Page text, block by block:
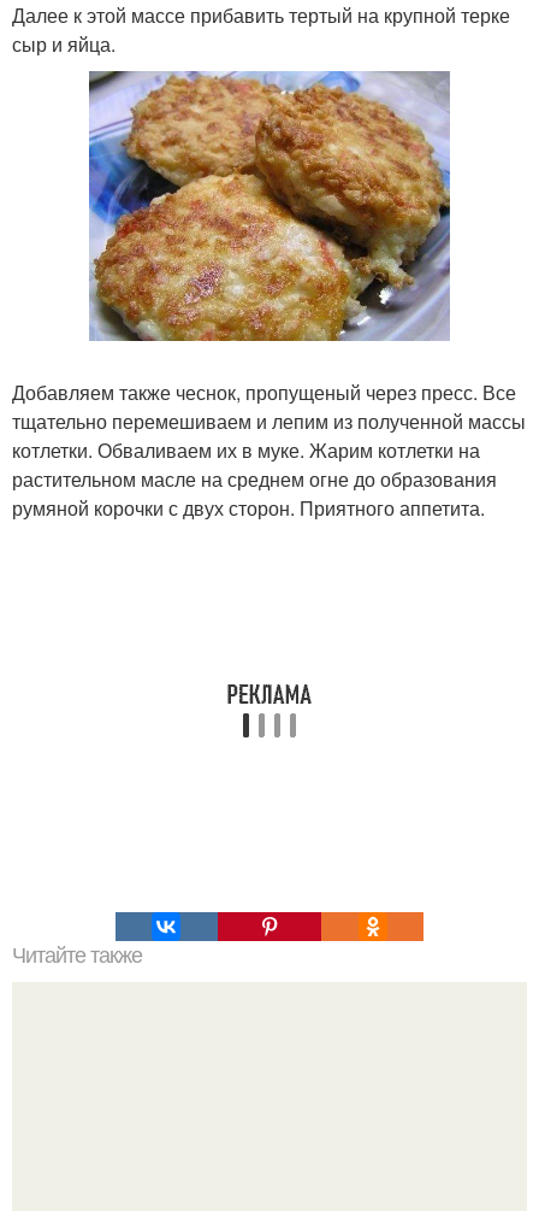
Далее к этой массе прибавить тертый на крупной терке
сыр и яйца.
Добавляем также чеснок, пропущеный через пресс. Все
тщательно перемешиваем и лепим из полученной массы
котлетки. Обваливаем их в муке. Жарим котлетки на
растительном масле на среднем огне до образования
румяной корочки с двух сторон. Приятного аппетита.
Читайте также